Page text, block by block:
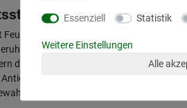
für eine gesunde
Feuchtigkeit und sorgt für ein pralles
die Haut und verfeinert die Poren
die Hautregeneration und lindern
Antioxidantien, schützt vor freien Radikalen
die Haut vor Feuchtigkeitsverlust
Essenziell Statistik
Weitere Einstellungen
Alle